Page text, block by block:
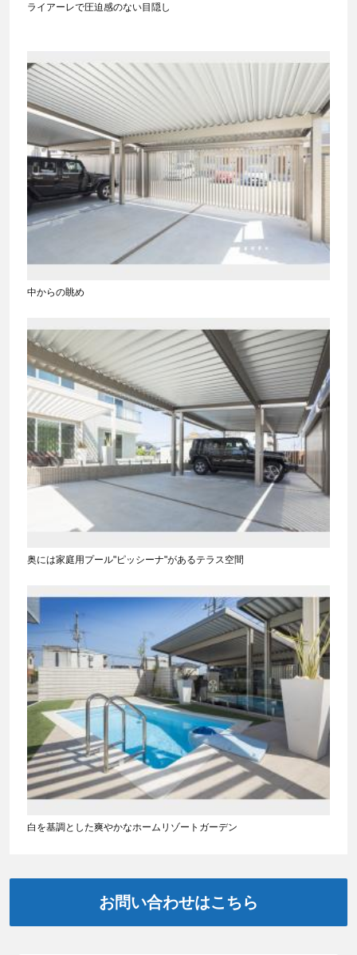
ライアーレで圧迫感のない目隠し
中からの眺め
奥には家庭用プール"ピッシーナ"があるテラス空間
白を基調とした爽やかなホームリゾートガーデン
お問い合わせはこちら